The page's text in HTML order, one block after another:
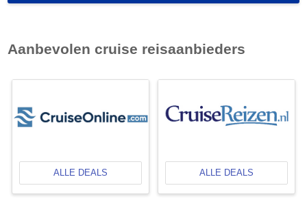
Aanbevolen cruise reisaanbieders
ALLE DEALS ALLE DEALS